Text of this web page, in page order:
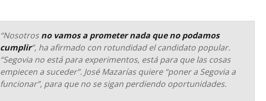
“Nosotrosno vamos a prometer nada que no podamos
cumplir”, ha afirmado con rotundidad el candidato popular.
“Segovia no está para experimentos, está para que las cosas
empiecen a suceder”. José Mazarías quiere “poner a Segovia a
funcionar”, para que no se sigan perdiendo oportunidades.